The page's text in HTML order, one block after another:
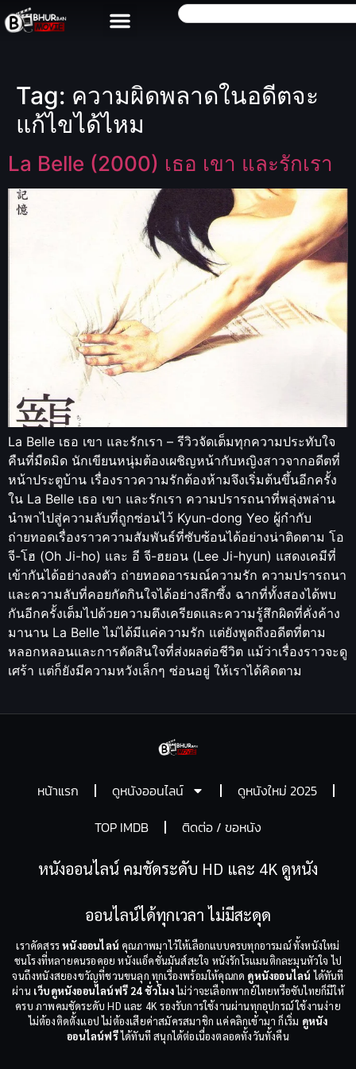
Tag: ความผิดพลาดในอดีตจะ
แก้ไขได้ไหม
La Belle (2000) เธอ เขา และรักเรา
La Belle เธอ เขา และรักเรา – รีวิวจัดเต็มทุกความประทับใจ
คืนที่มืดมิด นักเขียนหนุ่มต้องเผชิญหน้ากับหญิงสาวจากอดีตที่
หน้าประตูบ้าน เรื่องราวความรักต้องห้ามจึงเริ่มต้นขึ้นอีกครั้ง
ใน La Belle เธอ เขา และรักเรา ความปรารถนาที่พลุ่งพล่าน
นำพาไปสู่ความลับที่ถูกซ่อนไว้ Kyun-dong Yeo ผู้กำกับ
ถ่ายทอดเรื่องราวความสัมพันธ์ที่ซับซ้อนได้อย่างน่าติดตาม โอ
จี-โฮ (Oh Ji-ho) และ อี จี-ฮยอน (Lee Ji-hyun) แสดงเคมีที่
เข้ากันได้อย่างลงตัว ถ่ายทอดอารมณ์ความรัก ความปรารถนา
และความลับที่คอยกัดกินใจได้อย่างลึกซึ้ง ฉากที่ทั้งสองได้พบ
กันอีกครั้งเต็มไปด้วยความตึงเครียดและความรู้สึกผิดที่คั่งค้าง
มานาน La Belle ไม่ได้มีแค่ความรัก แต่ยังพูดถึงอดีตที่ตาม
หลอกหลอนและการตัดสินใจที่ส่งผลต่อชีวิต แม้ว่าเรื่องราวจะดู
เศร้า แต่ก็ยังมีความหวังเล็กๆ ซ่อนอยู่ ให้เราได้คิดตาม
หน้าแรก ดูหนังออนไลน์
ดูหนังใหม่ 2025
TOP IMDB
ติดต่อ / ขอหนัง
หนังออนไลน์ คมชัดระดับ HD และ 4K ดูหนัง
ออนไลน์ได้ทุกเวลา ไม่มีสะดุด
เราคัดสรรหนังออนไลน์ คุณภาพมาไว้ให้เลือกแบบครบทุกอารมณ์ ทั้งหนังใหม่
ชนโรงที่หลายคนรอคอย หนังแอ็คชั่นมันส์สะใจ หนังรักโรแมนติกละมุนหัวใจ ไป
จนถึงหนังสยองขวัญที่ชวนขนลุก ทุกเรื่องพร้อมให้คุณกด ดูหนังออนไลน์ ได้ทันที
ผ่าน เว็บดูหนังออนไลน์ฟรี 24 ชั่วโมงไม่ว่าจะเลือกพากย์ไทยหรือซับไทยก็มีให้
ครบ ภาพคมชัดระดับ HD และ 4K รองรับการใช้งานผ่านทุกอุปกรณ์ ใช้งานง่าย
ไม่ต้องติดตั้งแอป ไม่ต้องเสียค่าสมัครสมาชิก แค่คลิกเข้ามา ก็เริ่ม ดูหนัง
ออนไลน์ฟรีได้ทันที สนุกได้ต่อเนื่องตลอดทั้งวันทั้งคืน